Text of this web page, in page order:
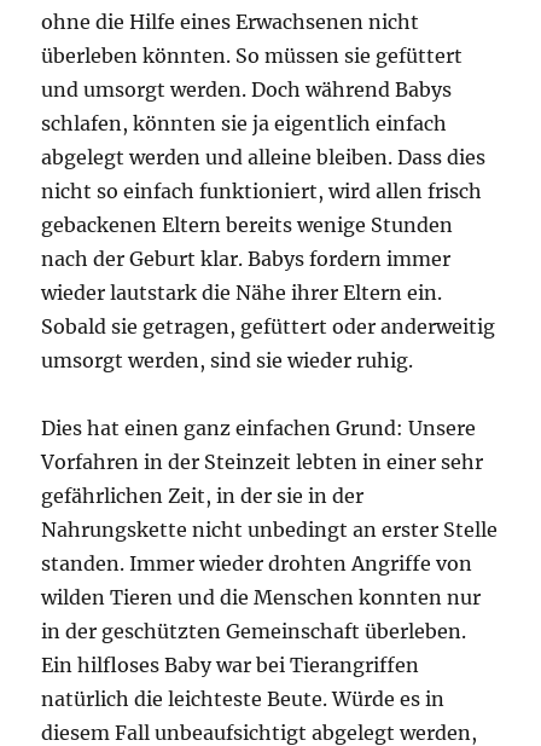
ohne die Hilfe eines Erwachsenen nicht
überleben könnten. So müssen sie gefüttert
und umsorgt werden. Doch während Babys
schlafen, könnten sie ja eigentlich einfach
abgelegt werden und alleine bleiben. Dass dies
nicht so einfach funktioniert, wird allen frisch
gebackenen Eltern bereits wenige Stunden
nach der Geburt klar. Babys fordern immer
wieder lautstark die Nähe ihrer Eltern ein.
Sobald sie getragen, gefüttert oder anderweitig
umsorgt werden, sind sie wieder ruhig.
Dies hat einen ganz einfachen Grund: Unsere
Vorfahren in der Steinzeit lebten in einer sehr
gefährlichen Zeit, in der sie in der
Nahrungskette nicht unbedingt an erster Stelle
standen. Immer wieder drohten Angriffe von
wilden Tieren und die Menschen konnten nur
in der geschützten Gemeinschaft überleben.
Ein hilfloses Baby war bei Tierangriffen
natürlich die leichteste Beute. Würde es in
diesem Fall unbeaufsichtigt abgelegt werden,